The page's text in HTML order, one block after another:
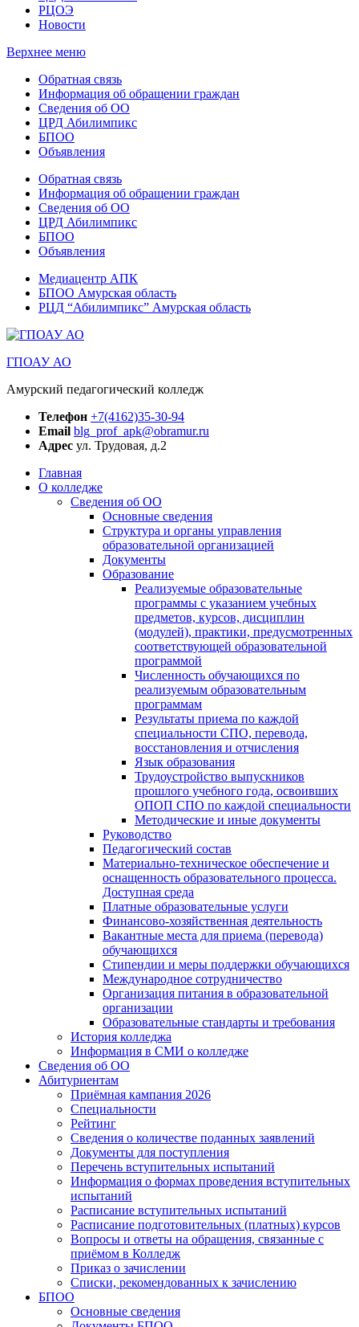
РЦОЭ
Новости
Верхнее меню
Обратная связь
Информация об обращении граждан
Сведения об ОО
ЦРД Абилимпикс
БПОО
Объявления
Обратная связь
Информация об обращении граждан
Сведения об ОО
ЦРД Абилимпикс
БПОО
Объявления
Медиацентр АПК
БПОО Амурская область
РЦД “Абилимпикс” Амурская область
ГПОАУ АО
Амурский педагогический колледж
Телефон +7(4162)35-30-94
Email blg_prof_apk@obramur.ru
Адрес ул. Трудовая, д.2
Главная
О колледже
Сведения об ОО
Основные сведения
Структура и органы управления
образовательной организацией
Документы
Образование
Реализуемые образовательные
программы с указанием учебных
предметов, курсов, дисциплин
(модулей), практики, предусмотренных
соответствующей образовательной
программой
Численность обучающихся по
реализуемым образовательным
программам
Результаты приема по каждой
специальности СПО, перевода,
восстановления и отчисления
Язык образования
Трудоустройство выпускников
прошлого учебного года, освоивших
ОПОП СПО по каждой специальности
Методические и иные документы
Руководство
Педагогический состав
Материально-техническое обеспечение и
оснащенность образовательного процесса.
Доступная среда
Платные образовательные услуги
Финансово-хозяйственная деятельность
Вакантные места для приема (перевода)
обучающихся
Стипендии и меры поддержки обучающихся
Международное сотрудничество
Организация питания в образовательной
организации
Образовательные стандарты и требования
История колледжа
Информация в СМИ о колледже
Сведения об ОО
Абитуриентам
Приёмная кампания 2026
Специальности
Рейтинг
Сведения о количестве поданных заявлений
Документы для поступления
Перечень вступительных испытаний
Информация о формах проведения вступительных
испытаний
Расписание вступительных испытаний
Расписание подготовительных (платных) курсов
Вопросы и ответы на обращения, связанные с
приёмом в Колледж
Приказ о зачислении
Списки, рекомендованных к зачислению
БПОО
Основные сведения